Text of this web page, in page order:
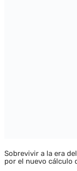
Sobrevivir a la era
por el nuevo cálculo